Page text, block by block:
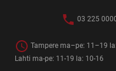
03 225
Tampere ma–pe: 11–19
Lahti ma-pe: 11-19 la: 10-16